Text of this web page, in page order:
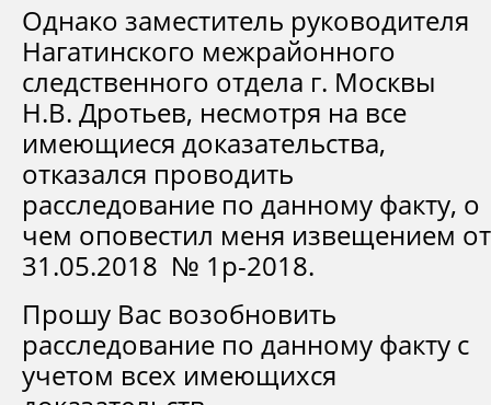
Однако заместитель руководителя
Нагатинского межрайонного
следственного отдела г. Москвы
Н.В. Дротьев, несмотря на все
имеющиеся доказательства,
отказался проводить
расследование по данному факту, о
чем оповестил меня извещением от
31.05.2018 № 1р-2018.
Прошу Вас возобновить
расследование по данному факту с
учетом всех имеющихся